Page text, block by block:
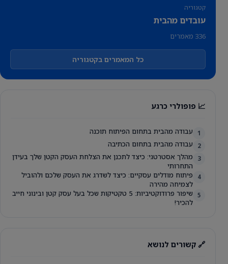
קטגוריה
עובדים מהבית
336 מאמרים
כל המאמרים בקטגוריה
📈 פופולרי כרגע
1 עבודה מהבית בתחום הפיתוח תוכנה
2 עבודה מהבית בתחום הכתיבה
3
מהלך אסטרטגי: כיצד לתכנן את הצלחת העסק הקטן שלך בעידן
התחרותי
4
פיתוח מודלים עסקיים: כיצד לשדרג את העסק שלכם ולהוביל
לצמיחה מהירה
5
שיפור פרודוקטיביות: 5 טקטיקות שכל בעל עסק קטן ובינוני חייב
להכיר!
🔗 קשורים לנושא